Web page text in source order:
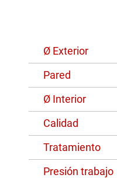
Ø Exterior
Pared
Ø Interior
Calidad
Tratamiento
Presión trabajo